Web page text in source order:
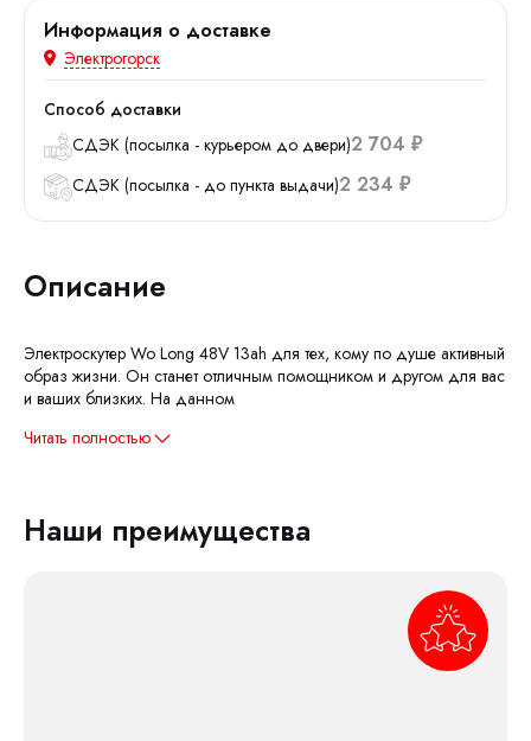
Информация о доставке
Электрогорск
Способ доставки
СДЭК (посылка - курьером до двери)2 704 ₽
СДЭК (посылка - до пункта выдачи)2 234 ₽
Описание
Электроскутер Wo Long 48V 13ah для тех, кому по душе активный
образ жизни. Он станет отличным помощником и другом для вас
и ваших близких. На данном
Читать полностью
Наши преимущества